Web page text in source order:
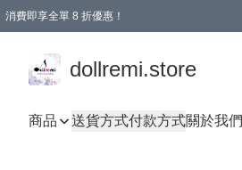
消費即享全單 8 折優惠！
dollremi.store
商品 送貨方式付款方式關於我們